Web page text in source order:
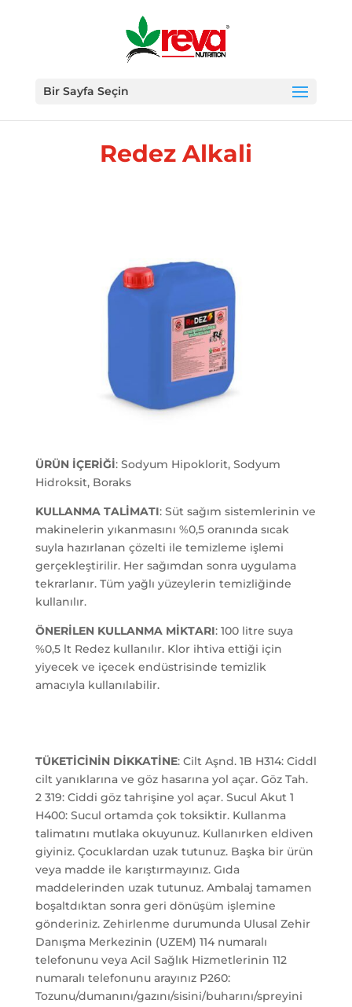
Bir Sayfa Seçin
Redez Alkali
ÜRÜN İÇERİĞİ: Sodyum Hipoklorit, Sodyum
Hidroksit, Boraks
KULLANMA TALİMATI: Süt sağım sistemlerinin ve
makinelerin yıkanmasını %0,5 oranında sıcak
suyla hazırlanan çözelti ile temizleme işlemi
gerçekleştirilir. Her sağımdan sonra uygulama
tekrarlanır. Tüm yağlı yüzeylerin temizliğinde
kullanılır.
ÖNERİLEN KULLANMA MİKTARI: 100 litre suya
%0,5 lt Redez kullanılır. Klor ihtiva ettiği için
yiyecek ve içecek endüstrisinde temizlik
amacıyla kullanılabilir.
TÜKETİCİNİN DİKKATİNE: Cilt Aşnd. 1B H314: Ciddl
cilt yanıklarına ve göz hasarına yol açar. Göz Tah.
2 319: Ciddi göz tahrişine yol açar. Sucul Akut 1
H400: Sucul ortamda çok toksiktir. Kullanma
talimatını mutlaka okuyunuz. Kullanırken eldiven
giyiniz. Çocuklardan uzak tutunuz. Başka bir ürün
veya madde ile karıştırmayınız. Gıda
maddelerinden uzak tutunuz. Ambalaj tamamen
boşaltdıktan sonra geri dönüşüm işlemine
gönderiniz. Zehirlenme durumunda Ulusal Zehir
Danışma Merkezinin (UZEM) 114 numaralı
telefonunu veya Acil Sağlık Hizmetlerinin 112
numaralı telefonunu arayınız P260:
Tozunu/dumanını/gazını/sisini/buharını/spreyini